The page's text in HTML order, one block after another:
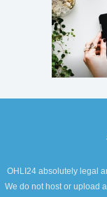
OHLI24 absolutely legal
We do not host or upload